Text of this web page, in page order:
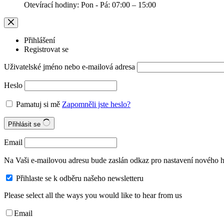
Otevírací hodiny: Pon - Pá: 07:00 – 15:00
Přihlášení
Registrovat se
Uživatelské jméno nebo e-mailová adresa
Heslo
Pamatuj si mě Zapomněli jste heslo?
Přihlásit se
Email
Na Vaši e-mailovou adresu bude zaslán odkaz pro nastavení nového
Přihlaste se k odběru našeho newsletteru
Please select all the ways you would like to hear from us
Email